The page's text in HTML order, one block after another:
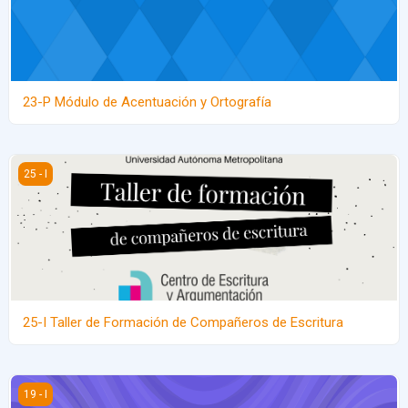
23-P Módulo de Acentuación y Ortografía
25-I Taller de Formación de Compañeros de Escritura
25 - I
25-I Taller de Formación de Compañeros de Escritura
19-I TELECOMUNICACIONES Y CAMBIO TECNOLÓGICO -
19 - I